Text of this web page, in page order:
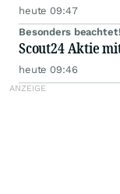
heute 09:47
Besonders beachtet!
Scout24 Aktie
heute 09:46